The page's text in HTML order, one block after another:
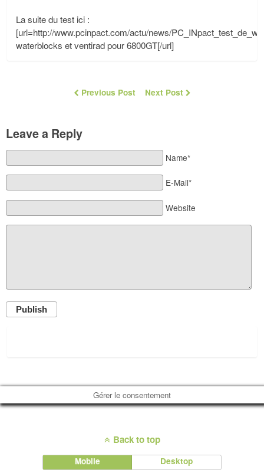
La suite du test ici :
[url=http://www.pcinpact.com/actu/news/
waterblocks et ventirad pour 6800GT[/url]
Previous Post Next Post
Leave a Reply
Name*
E-Mail*
Website
Publish
Gérer le consentement
Back to top
Mobile Desktop